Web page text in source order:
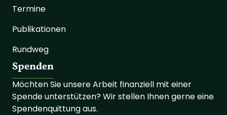
Termine
Publikationen
Rundweg
Spenden
Möchten Sie unsere Arbeit finanziell mit einer
Spende unterstützen? Wir stellen Ihnen gerne eine
Spendenquittung aus.